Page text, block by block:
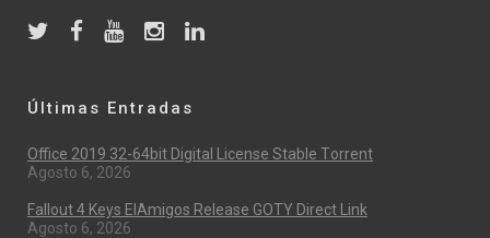
Últimas Entradas
Office 2019 32-64bit Digital License Stable Tоrrеnt
Agosto 6, 2026
Fallout 4 Keys ElAmigos Release GOTY Direct Link
Agosto 6, 2026